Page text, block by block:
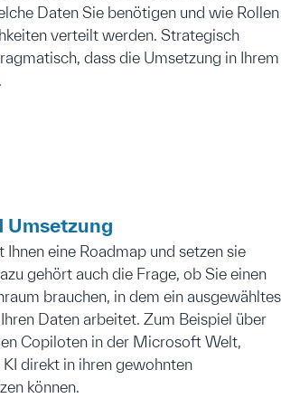
Daten Sie benötigen und wie Rollen
verteilt werden. Strategisch
dass die Umsetzung in Ihrem
Umsetzung
eine Roadmap und setzen sie
gehört auch die Frage, ob Sie einen
brauchen, in dem ein ausgewähltes
Daten arbeitet. Zum Beispiel über
Copiloten in der Microsoft Welt,
KI direkt in ihren gewohnten
können.